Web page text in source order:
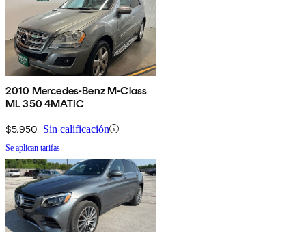
2010 Mercedes-Benz M-Class
ML 350 4MATIC
$5,950 Sin calificación
Se aplican tarifas